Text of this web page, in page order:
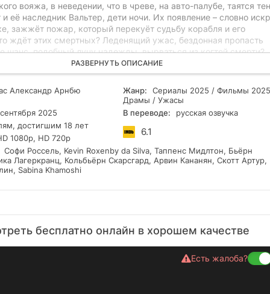
вояжа, в неведении, что в чреве, на авто-палубе, таятся
её наследник Вальтер, дети ночи. Их появление – словно
зажжёт пожар, который перекуёт судьбу корабля и его
ждёт этих смертных? Леденящий ужас, бездонная пропасть
шанс, подобный лучу надежды, вырваться из когтей смерти?
посмотреть сериал «Кровавый круиз» 1 сезон в нашем онлайн-
в эту беспрецедентную историю в отличном HD
РАЗВЕРНУТЬ ОПИСАНИЕ
Александр Арнбю Жанр:
Сериалы 2025 / Фильмы
Драмы / Ужасы
2025 В переводе:
русская озвучка
достигшим 18 лет
6.1
1080p, HD 720p
Софи Россель, Kevin Roxenby da Silva, Таппенс Мидлтон, Бьёрн
Лагеркранц, Кольбьёрн Скарсгард, Арвин Кананян, Скотт Артур,
Sabina Khamoshi
бесплатно онлайн в хорошем качестве
Есть жалоба?